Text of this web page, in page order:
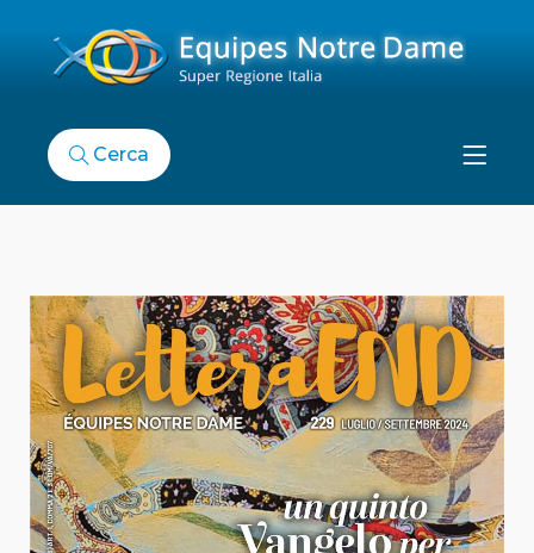
Cerca